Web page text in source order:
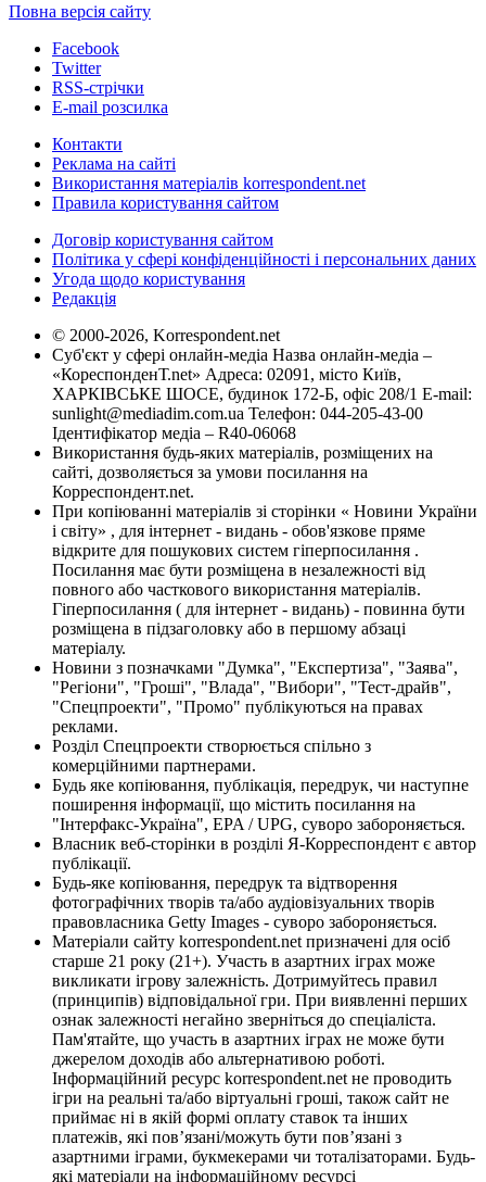
Повна версія сайту
Facebook
Twitter
RSS-стрічки
E-mail розсилка
Контакти
Реклама на сайті
Використання матеріалів korrespondent.net
Правила користування сайтом
Договір користування сайтом
Політика у сфері конфіденційності і персональних даних
Угода щодо користування
Редакція
© 2000-2026, Korrespondent.net
Суб'єкт у сфері онлайн-медіа Назва онлайн-медіа –
«КореспонденТ.net» Адреса: 02091, місто Київ,
ХАРКІВСЬКЕ ШОСЕ, будинок 172-Б, офіс 208/1 E-mail:
sunlight@mediadim.com.ua Телефон: 044-205-43-00
Ідентифікатор медіа – R40-06068
Використання будь-яких матеріалів, розміщених на
сайті, дозволяється за умови посилання на
Корреспондент.net.
При копіюванні матеріалів зі сторінки « Новини України
і світу» , для інтернет - видань - обов'язкове пряме
відкрите для пошукових систем гіперпосилання .
Посилання має бути розміщена в незалежності від
повного або часткового використання матеріалів.
Гіперпосилання ( для інтернет - видань) - повинна бути
розміщена в підзаголовку або в першому абзаці
матеріалу.
Новини з позначками "Думка", "Експертиза", "Заява",
"Регіони", "Гроші", "Влада", "Вибори", "Тест-драйв",
"Спецпроекти", "Промо" публікуються на правах
реклами.
Розділ Спецпроекти створюється спільно з
комерційними партнерами.
Будь яке копіювання, публікація, передрук, чи наступне
поширення інформації, що містить посилання на
"Інтерфакс-Україна", EPA / UPG, суворо забороняється.
Власник веб-сторінки в розділі Я-Корреспондент є автор
публікації.
Будь-яке копіювання, передрук та відтворення
фотографічних творів та/або аудіовізуальних творів
правовласника Getty Images - суворо забороняється.
Матеріали сайту korrespondent.net призначені для осіб
старше 21 року (21+). Участь в азартних іграх може
викликати ігрову залежність. Дотримуйтесь правил
(принципів) відповідальної гри. При виявленні перших
ознак залежності негайно зверніться до спеціаліста.
Пам'ятайте, що участь в азартних іграх не може бути
джерелом доходів або альтернативою роботі.
Інформаційний ресурс korrespondent.net не проводить
ігри на реальні та/або віртуальні гроші, також сайт не
приймає ні в якій формі оплату ставок та інших
платежів, які пов’язані/можуть бути пов’язані з
азартними іграми, букмекерами чи тоталізаторами. Будь-
які матеріали на інформаційному ресурсі